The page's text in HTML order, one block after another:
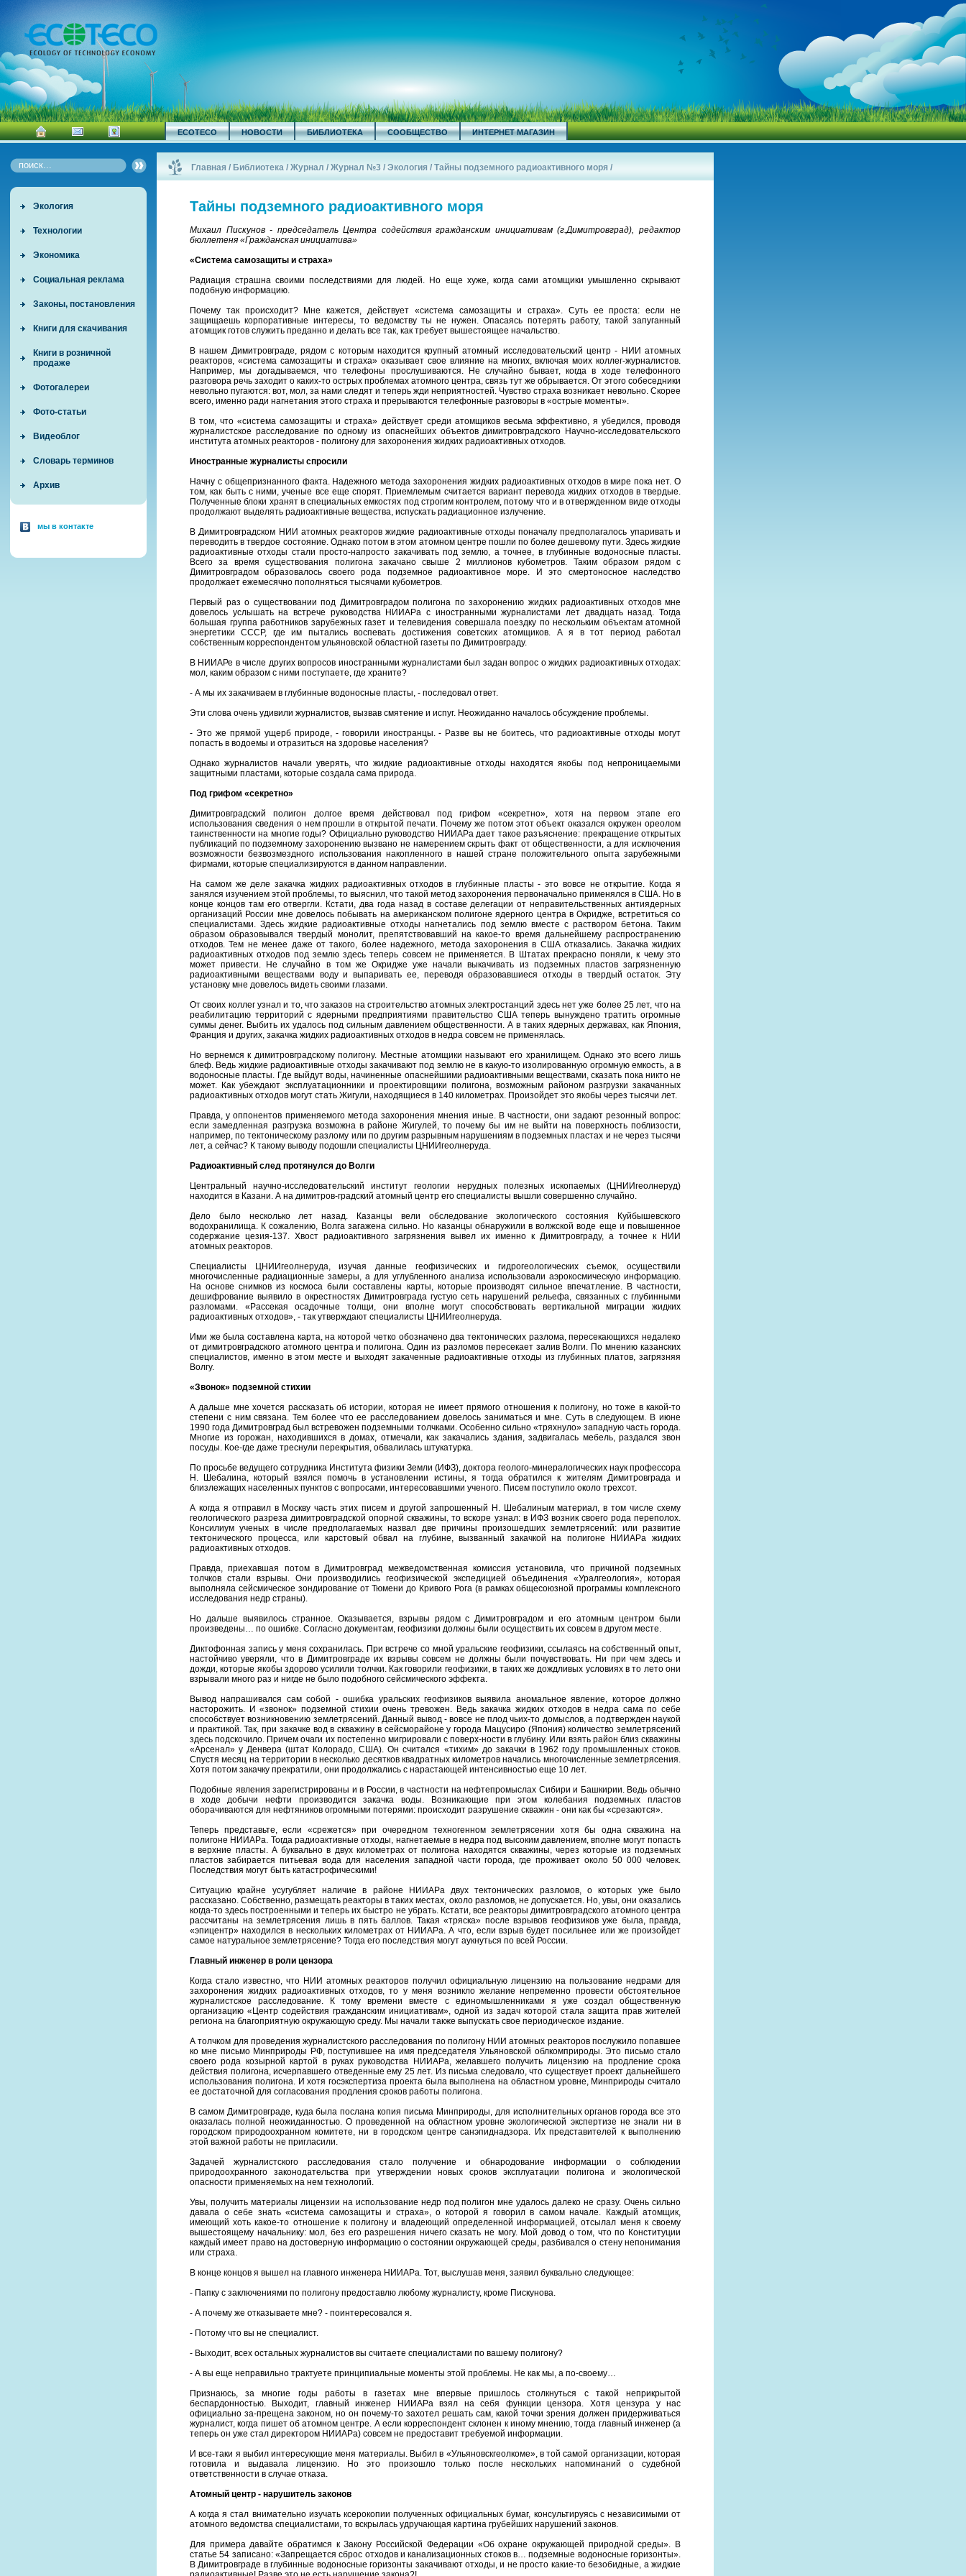
ECOTECO НОВОСТИ БИБЛИОТЕКА СООБЩЕСТВО ИНТЕРНЕТ МАГАЗИН
Экология
Технологии
Экономика
Социальная реклама
Законы, постановления
Книги для скачивания
Книги в розничной
продаже
Фотогалереи
Фото-статьи
Видеоблог
Словарь терминов
Архив
мы в контакте
Главная / Библиотека /Журнал /Журнал №3 /Экология /Тайны подземного радиоактивного моря /
Тайны подземного радиоактивного моря
Михаил Пискунов - председатель Центра содействия гражданским инициативам (г.Димитровград), редактор
бюллетеня «Гражданская инициатива»
«Система самозащиты и страха»
Радиация страшна своими последствиями для людей. Но еще хуже, когда сами атомщики умышленно скрывают
подобную информацию.
Почему так происходит? Мне кажется, действует «система самозащиты и страха». Суть ее проста: если не
защищаешь корпоративные интересы, то ведомству ты не нужен. Опасаясь потерять работу, такой запуганный
атомщик готов служить преданно и делать все так, как требует вышестоящее начальство.
В нашем Димитровграде, рядом с которым находится крупный атомный исследовательский центр - НИИ атомных
реакторов, «система самозащиты и страха» оказывает свое влияние на многих, включая моих коллег-журналистов.
Например, мы догадываемся, что телефоны прослушиваются. Не случайно бывает, когда в ходе телефонного
разговора речь заходит о каких-то острых проблемах атомного центра, связь тут же обрывается. От этого собеседники
невольно пугаются: вот, мол, за нами следят и теперь жди неприятностей. Чувство страха возникает невольно. Скорее
всего, именно ради нагнетания этого страха и прерываются телефонные разговоры в «острые моменты».
В том, что «система самозащиты и страха» действует среди атомщиков весьма эффективно, я убедился, проводя
журналистское расследование по одному из опаснейших объектов димитровградского Научно-исследовательского
института атомных реакторов - полигону для захоронения жидких радиоактивных отходов.
Иностранные журналисты спросили
Начну с общепризнанного факта. Надежного метода захоронения жидких радиоактивных отходов в мире пока нет. О
том, как быть с ними, ученые все еще спорят. Приемлемым считается вариант перевода жидких отходов в твердые.
Полученные блоки хранят в специальных емкостях под строгим контролем, потому что и в отвержденном виде отходы
продолжают выделять радиоактивные вещества, испускать радиационное излучение.
В Димитровградском НИИ атомных реакторов жидкие радиоактивные отходы поначалу предполагалось упаривать и
переводить в твердое состояние. Однако потом в этом атомном центре пошли по более дешевому пути. Здесь жидкие
радиоактивные отходы стали просто-напросто закачивать под землю, а точнее, в глубинные водоносные пласты.
Всего за время существования полигона закачано свыше 2 миллионов кубометров. Таким образом рядом с
Димитровградом образовалось своего рода подземное радиоактивное море. И это смертоносное наследство
продолжает ежемесячно пополняться тысячами кубометров.
Первый раз о существовании под Димитровградом полигона по захоронению жидких радиоактивных отходов мне
довелось услышать на встрече руководства НИИАРа с иностранными журналистами лет двадцать назад. Тогда
большая группа работников зарубежных газет и телевидения совершала поездку по нескольким объектам атомной
энергетики СССР, где им пытались воспевать достижения советских атомщиков. А я в тот период работал
собственным корреспондентом ульяновской областной газеты по Димитровграду.
В НИИАРе в числе других вопросов иностранными журналистами был задан вопрос о жидких радиоактивных отходах:
мол, каким образом с ними поступаете, где храните?
- А мы их закачиваем в глубинные водоносные пласты, - последовал ответ.
Эти слова очень удивили журналистов, вызвав смятение и испуг. Неожиданно началось обсуждение проблемы.
- Это же прямой ущерб природе, - говорили иностранцы. - Разве вы не боитесь, что радиоактивные отходы могут
попасть в водоемы и отразиться на здоровье населения?
Однако журналистов начали уверять, что жидкие радиоактивные отходы находятся якобы под непроницаемыми
защитными пластами, которые создала сама природа.
Под грифом «секретно»
Димитровградский полигон долгое время действовал под грифом «секретно», хотя на первом этапе его
использования сведения о нем прошли в открытой печати. Почему же потом этот объект оказался окружен ореолом
таинственности на многие годы? Официально руководство НИИАРа дает такое разъяснение: прекращение открытых
публикаций по подземному захоронению вызвано не намерением скрыть факт от общественности, а для исключения
возможности безвозмездного использования накопленного в нашей стране положительного опыта зарубежными
фирмами, которые специализируются в данном направлении.
На самом же деле закачка жидких радиоактивных отходов в глубинные пласты - это вовсе не открытие. Когда я
занялся изучением этой проблемы, то выяснил, что такой метод захоронения первоначально применялся в США. Но в
конце концов там его отвергли. Кстати, два года назад в составе делегации от неправительственных антиядерных
организаций России мне довелось побывать на американском полигоне ядерного центра в Окридже, встретиться со
специалистами. Здесь жидкие радиоактивные отходы нагнетались под землю вместе с раствором бетона. Таким
образом образовывался твердый монолит, препятствовавший на какое-то время дальнейшему распространению
отходов. Тем не менее даже от такого, более надежного, метода захоронения в США отказались. Закачка жидких
радиоактивных отходов под землю здесь теперь совсем не применяется. В Штатах прекрасно поняли, к чему это
может привести. Не случайно в том же Окридже уже начали выкачивать из подземных пластов загрязненную
радиоактивными веществами воду и выпаривать ее, переводя образовавшиеся отходы в твердый остаток. Эту
установку мне довелось видеть своими глазами.
От своих коллег узнал и то, что заказов на строительство атомных электростанций здесь нет уже более 25 лет, что на
реабилитацию территорий с ядерными предприятиями правительство США теперь вынуждено тратить огромные
суммы денег. Выбить их удалось под сильным давлением общественности. А в таких ядерных державах, как Япония,
Франция и других, закачка жидких радиоактивных отходов в недра совсем не применялась.
Но вернемся к димитровградскому полигону. Местные атомщики называют его хранилищем. Однако это всего лишь
блеф. Ведь жидкие радиоактивные отходы закачивают под землю не в какую-то изолированную огромную емкость, а в
водоносные пласты. Где выйдут воды, начиненные опаснейшими радиоактивными веществами, сказать пока никто не
может. Как убеждают эксплуатационники и проектировщики полигона, возможным районом разгрузки закачанных
радиоактивных отходов могут стать Жигули, находящиеся в 140 километрах. Произойдет это якобы через тысячи лет.
Правда, у оппонентов применяемого метода захоронения мнения иные. В частности, они задают резонный вопрос:
если замедленная разгрузка возможна в районе Жигулей, то почему бы им не выйти на поверхность поблизости,
например, по тектоническому разлому или по другим разрывным нарушениям в подземных пластах и не через тысячи
лет, а сейчас? К такому выводу подошли специалисты ЦНИИгеолнеруда.
Радиоактивный след протянулся до Волги
Центральный научно-исследовательский институт геологии нерудных полезных ископаемых (ЦНИИгеолнеруд)
находится в Казани. А на димитров-градский атомный центр его специалисты вышли совершенно случайно.
Дело было несколько лет назад. Казанцы вели обследование экологического состояния Куйбышевского
водохранилища. К сожалению, Волга загажена сильно. Но казанцы обнаружили в волжской воде еще и повышенное
содержание цезия-137. Хвост радиоактивного загрязнения вывел их именно к Димитровграду, а точнее к НИИ
атомных реакторов.
Специалисты ЦНИИгеолнеруда, изучая данные геофизических и гидрогеологических съемок, осуществили
многочисленные радиационные замеры, а для углубленного анализа использовали аэрокосмическую информацию.
На основе снимков из космоса были составлены карты, которые производят сильное впечатление. В частности,
дешифрование выявило в окрестностях Димитровграда густую сеть нарушений рельефа, связанных с глубинными
разломами. «Рассекая осадочные толщи, они вполне могут способствовать вертикальной миграции жидких
радиоактивных отходов», - так утверждают специалисты ЦНИИгеолнеруда.
Ими же была составлена карта, на которой четко обозначено два тектонических разлома, пересекающихся недалеко
от димитровградского атомного центра и полигона. Один из разломов пересекает залив Волги. По мнению казанских
специалистов, именно в этом месте и выходят закаченные радиоактивные отходы из глубинных платов, загрязняя
Волгу.
«Звонок» подземной стихии
А дальше мне хочется рассказать об истории, которая не имеет прямого отношения к полигону, но тоже в какой-то
степени с ним связана. Тем более что ее расследованием довелось заниматься и мне. Суть в следующем. В июне
1990 года Димитровград был встревожен подземными толчками. Особенно сильно «тряхнуло» западную часть города.
Многие из горожан, находившихся в домах, отмечали, как закачались здания, задвигалась мебель, раздался звон
посуды. Кое-где даже треснули перекрытия, обвалилась штукатурка.
По просьбе ведущего сотрудника Института физики Земли (ИФЗ), доктора геолого-минералогических наук профессора
Н. Шебалина, который взялся помочь в установлении истины, я тогда обратился к жителям Димитровграда и
близлежащих населенных пунктов с вопросами, интересовавшими ученого. Писем поступило около трехсот.
А когда я отправил в Москву часть этих писем и другой запрошенный Н. Шебалиным материал, в том числе схему
геологического разреза димитровградской опорной скважины, то вскоре узнал: в ИФЗ возник своего рода переполох.
Консилиум ученых в числе предполагаемых назвал две причины произошедших землетрясений: или развитие
тектонического процесса, или карстовый обвал на глубине, вызванный закачкой на полигоне НИИАРа жидких
радиоактивных отходов.
Правда, приехавшая потом в Димитровград межведомственная комиссия установила, что причиной подземных
толчков стали взрывы. Они производились геофизической экспедицией объединения «Уралгеология», которая
выполняла сейсмическое зондирование от Тюмени до Кривого Рога (в рамках общесоюзной программы комплексного
исследования недр страны).
Но дальше выявилось странное. Оказывается, взрывы рядом с Димитровградом и его атомным центром были
произведены… по ошибке. Согласно документам, геофизики должны были осуществить их совсем в другом месте.
Диктофонная запись у меня сохранилась. При встрече со мной уральские геофизики, ссылаясь на собственный опыт,
настойчиво уверяли, что в Димитровграде их взрывы совсем не должны были почувствовать. Ни при чем здесь и
дожди, которые якобы здорово усилили толчки. Как говорили геофизики, в таких же дождливых условиях в то лето они
взрывали много раз и нигде не было подобного сейсмического эффекта.
Вывод напрашивался сам собой - ошибка уральских геофизиков выявила аномальное явление, которое должно
насторожить. И «звонок» подземной стихии очень тревожен. Ведь закачка жидких отходов в недра сама по себе
способствует возникновению землетрясений. Данный вывод - вовсе не плод чьих-то домыслов, а подтвержден наукой
и практикой. Так, при закачке вод в скважину в сейсморайоне у города Мацусиро (Япония) количество землетрясений
здесь подскочило. Причем очаги их постепенно мигрировали с поверх-ности в глубину. Или взять район близ скважины
«Арсенал» у Денвера (штат Колорадо, США). Он считался «тихим» до закачки в 1962 году промышленных стоков.
Спустя месяц на территории в несколько десятков квадратных километров начались многочисленные землетрясения.
Хотя потом закачку прекратили, они продолжались с нарастающей интенсивностью еще 10 лет.
Подобные явления зарегистрированы и в России, в частности на нефтепромыслах Сибири и Башкирии. Ведь обычно
в ходе добычи нефти производится закачка воды. Возникающие при этом колебания подземных пластов
оборачиваются для нефтяников огромными потерями: происходит разрушение скважин - они как бы «срезаются».
Теперь представьте, если «срежется» при очередном техногенном землетрясении хотя бы одна скважина на
полигоне НИИАРа. Тогда радиоактивные отходы, нагнетаемые в недра под высоким давлением, вполне могут попасть
в верхние пласты. А буквально в двух километрах от полигона находятся скважины, через которые из подземных
пластов забирается питьевая вода для населения западной части города, где проживает около 50 000 человек.
Последствия могут быть катастрофическими!
Ситуацию крайне усугубляет наличие в районе НИИАРа двух тектонических разломов, о которых уже было
рассказано. Собственно, размещать реакторы в таких местах, около разломов, не допускается. Но, увы, они оказались
когда-то здесь построенными и теперь их быстро не убрать. Кстати, все реакторы димитровградского атомного центра
рассчитаны на землетрясения лишь в пять баллов. Такая «тряска» после взрывов геофизиков уже была, правда,
«эпицентр» находился в нескольких километрах от НИИАРа. А что, если взрыв будет посильнее или же произойдет
самое натуральное землетрясение? Тогда его последствия могут аукнуться по всей России.
Главный инженер в роли цензора
Когда стало известно, что НИИ атомных реакторов получил официальную лицензию на пользование недрами для
захоронения жидких радиоактивных отходов, то у меня возникло желание непременно провести обстоятельное
журналистское расследование. К тому времени вместе с единомышленниками я уже создал общественную
организацию «Центр содействия гражданским инициативам», одной из задач которой стала защита прав жителей
региона на благоприятную окружающую среду. Мы начали также выпускать свое периодическое издание.
А толчком для проведения журналистского расследования по полигону НИИ атомных реакторов послужило попавшее
ко мне письмо Минприроды РФ, поступившее на имя председателя Ульяновской облкомприроды. Это письмо стало
своего рода козырной картой в руках руководства НИИАРа, желавшего получить лицензию на продление срока
действия полигона, исчерпавшего отведенные ему 25 лет. Из письма следовало, что существует проект дальнейшего
использования полигона. И хотя госэкспертиза проекта была выполнена на областном уровне, Минприроды считало
ее достаточной для согласования продления сроков работы полигона.
В самом Димитровграде, куда была послана копия письма Минприроды, для исполнительных органов города все это
оказалась полной неожиданностью. О проведенной на областном уровне экологической экспертизе не знали ни в
городском природоохранном комитете, ни в городском центре санэпиднадзора. Их представителей к выполнению
этой важной работы не пригласили.
Задачей журналистского расследования стало получение и обнародование информации о соблюдении
природоохранного законодательства при утверждении новых сроков эксплуатации полигона и экологической
опасности применяемых на нем технологий.
Увы, получить материалы лицензии на использование недр под полигон мне удалось далеко не сразу. Очень сильно
давала о себе знать «система самозащиты и страха», о которой я говорил в самом начале. Каждый атомщик,
имеющий хоть какое-то отношение к полигону и владеющий определенной информацией, отсылал меня к своему
вышестоящему начальнику: мол, без его разрешения ничего сказать не могу. Мой довод о том, что по Конституции
каждый имеет право на достоверную информацию о состоянии окружающей среды, разбивался о стену непонимания
или страха.
В конце концов я вышел на главного инженера НИИАРа. Тот, выслушав меня, заявил буквально следующее:
- Папку с заключениями по полигону предоставлю любому журналисту, кроме Пискунова.
- А почему же отказываете мне? - поинтересовался я.
- Потому что вы не специалист.
- Выходит, всех остальных журналистов вы считаете специалистами по вашему полигону?
- А вы еще неправильно трактуете принципиальные моменты этой проблемы. Не как мы, а по-своему…
Признаюсь, за многие годы работы в газетах мне впервые пришлось столкнуться с такой неприкрытой
беспардонностью. Выходит, главный инженер НИИАРа взял на себя функции цензора. Хотя цензура у нас
официально за-прещена законом, но он почему-то захотел решать сам, какой точки зрения должен придерживаться
журналист, когда пишет об атомном центре. А если корреспондент склонен к иному мнению, тогда главный инженер (а
теперь он уже стал директором НИИАРа) совсем не предоставит требуемой информации.
И все-таки я выбил интересующие меня материалы. Выбил в «Ульяновскгеолкоме», в той самой организации, которая
готовила и выдавала лицензию. Но это произошло только после нескольких напоминаний о судебной
ответственности в случае отказа.
Атомный центр - нарушитель законов
А когда я стал внимательно изучать ксерокопии полученных официальных бумаг, консультируясь с независимыми от
атомного ведомства специалистами, то вскрылась удручающая картина грубейших нарушений законов.
Для примера давайте обратимся к Закону Российской Федерации «Об охране окружающей природной среды». В
статье 54 записано: «Запрещается сброс отходов и канализационных стоков в… подземные водоносные горизонты».
В Димитровграде в глубинные водоносные горизонты закачивают отходы, и не просто какие-то безобидные, а жидкие